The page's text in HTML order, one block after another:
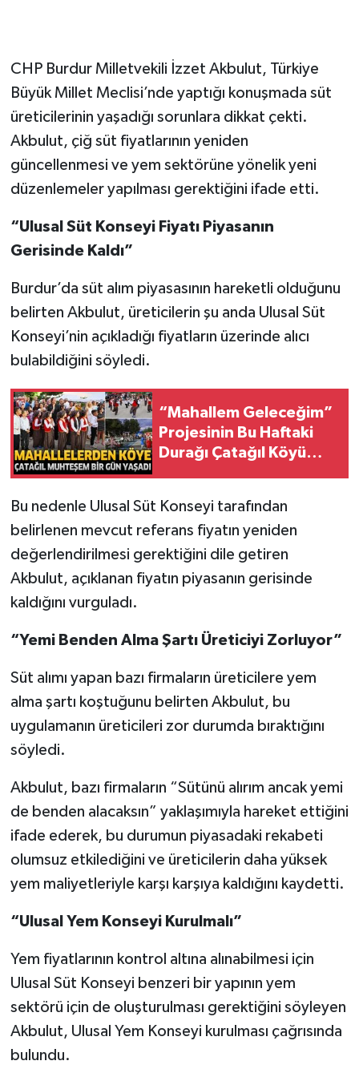
CHP Burdur Milletvekili İzzet Akbulut, Türkiye
Büyük Millet Meclisi’nde yaptığı konuşmada süt
üreticilerinin yaşadığı sorunlara dikkat çekti.
Akbulut, çiğ süt fiyatlarının yeniden
güncellenmesi ve yem sektörüne yönelik yeni
düzenlemeler yapılması gerektiğini ifade etti.
“Ulusal Süt Konseyi Fiyatı Piyasanın
Gerisinde Kaldı”
Burdur’da süt alım piyasasının hareketli olduğunu
belirten Akbulut, üreticilerin şu anda Ulusal Süt
Konseyi’nin açıkladığı fiyatların üzerinde alıcı
bulabildiğini söyledi.
“Mahallem Geleceğim”
Projesinin Bu Haftaki
Durağı Çatağıl Köyü
Bu nedenle Ulusal Süt Konseyi tarafından
belirlenen mevcut referans fiyatın yeniden
değerlendirilmesi gerektiğini dile getiren
Akbulut, açıklanan fiyatın piyasanın gerisinde
kaldığını vurguladı.
“Yemi Benden Alma Şartı Üreticiyi Zorluyor”
Süt alımı yapan bazı firmaların üreticilere yem
alma şartı koştuğunu belirten Akbulut, bu
uygulamanın üreticileri zor durumda bıraktığını
söyledi.
Akbulut, bazı firmaların “Sütünü alırım ancak yemi
de benden alacaksın” yaklaşımıyla hareket ettiğini
ifade ederek, bu durumun piyasadaki rekabeti
olumsuz etkilediğini ve üreticilerin daha yüksek
yem maliyetleriyle karşı karşıya kaldığını kaydetti.
“Ulusal Yem Konseyi Kurulmalı”
Yem fiyatlarının kontrol altına alınabilmesi için
Ulusal Süt Konseyi benzeri bir yapının yem
sektörü için de oluşturulması gerektiğini söyleyen
Akbulut, Ulusal Yem Konseyi kurulması çağrısında
bulundu.